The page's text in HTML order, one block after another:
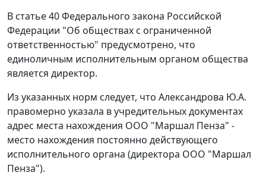
В статье 40Федерального закона Российской
Федерации "Об обществах с ограниченной
ответственностью" предусмотрено, что
единоличным исполнительным органом общества
является директор.
Из указанных норм следует, что Александрова Ю.А.
правомерно указала в учредительных документах
адрес места нахождения ООО "Маршал Пенза" -
место нахождения постоянно действующего
исполнительного органа (директора ООО "Маршал
Пенза").